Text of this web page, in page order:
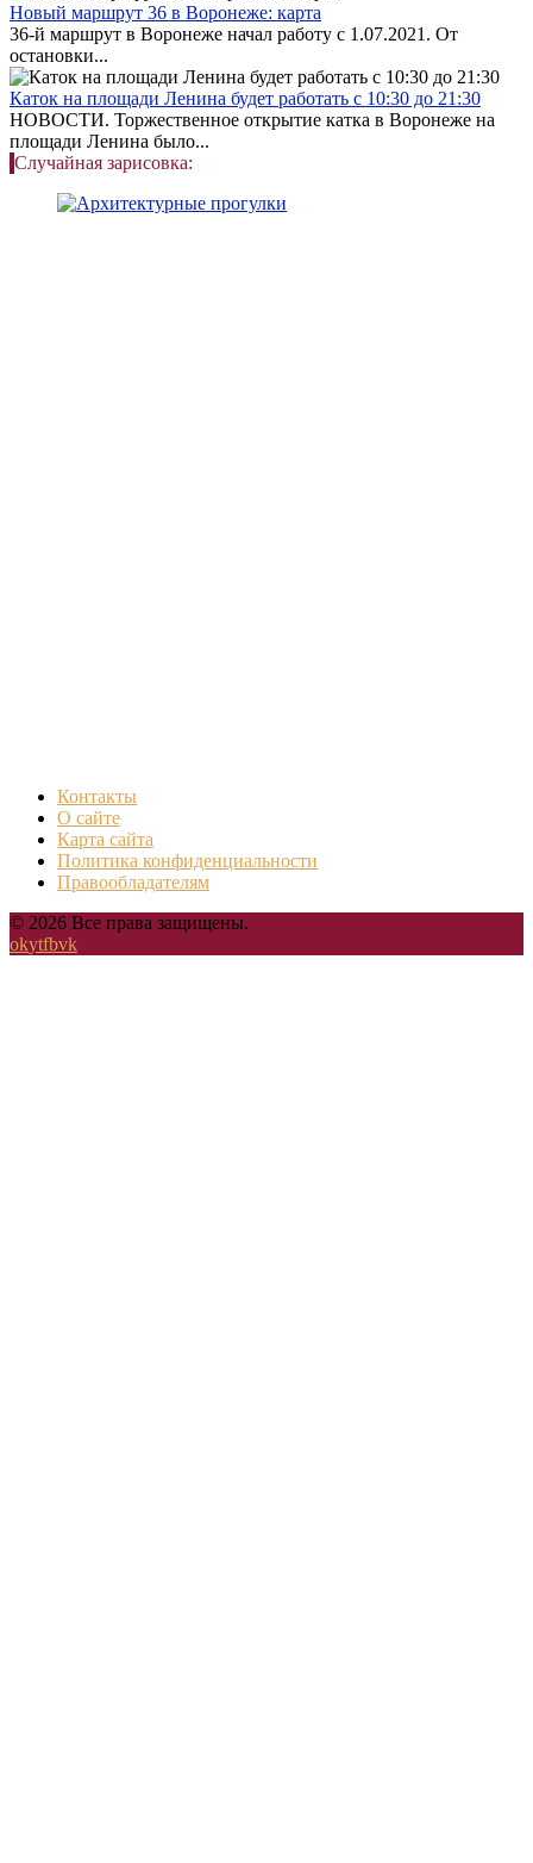
Новый маршрут 36 в Воронеже: карта
36-й маршрут в Воронеже начал работу с 1.07.2021. От
остановки...
Каток на площади Ленина будет работать с 10:30 до 21:30
НОВОСТИ. Торжественное открытие катка в Воронеже на
площади Ленина было...
Случайная зарисовка:
Контакты
О сайте
Карта сайта
Политика конфиденциальности
Правообладателям
© 2026 Все права защищены.
okytfbvk